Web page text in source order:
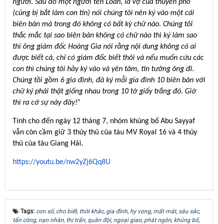
người. Sau đó một người tên Loan, là vợ của thuyền phó
(cũng bị bắt làm con tin) nói chúng tôi nên ký vào một cái
biên bản mà trong đó không có bất kỳ chữ nào. Chúng tôi
thắc mắc tại sao biên bản không có chữ nào thì ký làm sao
thì ông giám đốc Hoàng Gia nói rằng nội dung không có ai
được biết cả, chỉ có giám đốc biết thôi và nếu muốn cứu các
con thì chúng tôi hãy ký vào và yên tâm, tin tưởng ông đi.
Chúng tồi gồm 6 gia đình, đã ký mỗi gia đình 10 biên bản với
chữ ký phải thật giống nhau trong 10 tờ giấy trắng đó. Giờ
thì ra cớ sự này đây!”
Tính cho đến ngày 12 tháng 7, nhóm khủng bố Abu Sayyaf
vẫn còn cầm giữ 3 thủy thủ của tàu MV Royal 16 và 4 thủy
thủ của tàu Giang Hải.
https://youtu.be/nw2yZj6Qq8U
Tags: con số, cho biết, thời khắc, gia đình, hy vọng, mất mát, sâu sắc,
tấn công, nạn nhân, thị trấn, quân đội, ngoại giao, phát ngôn, khủng bố,